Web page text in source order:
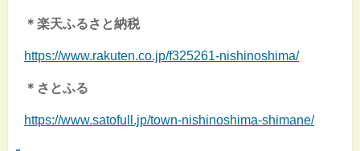
＊楽天ふるさと納税
https://www.rakuten.co.jp/f325261-nishinoshima/
＊さとふる
https://www.satofull.jp/town-nishinoshima-shimane/